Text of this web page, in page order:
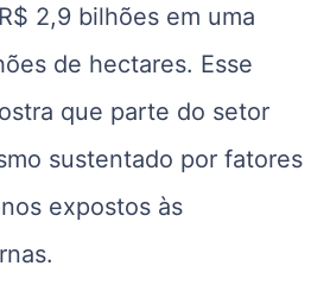
2,9 bilhões em uma
de hectares. Esse
que parte do setor
sustentado por fatores
expostos às